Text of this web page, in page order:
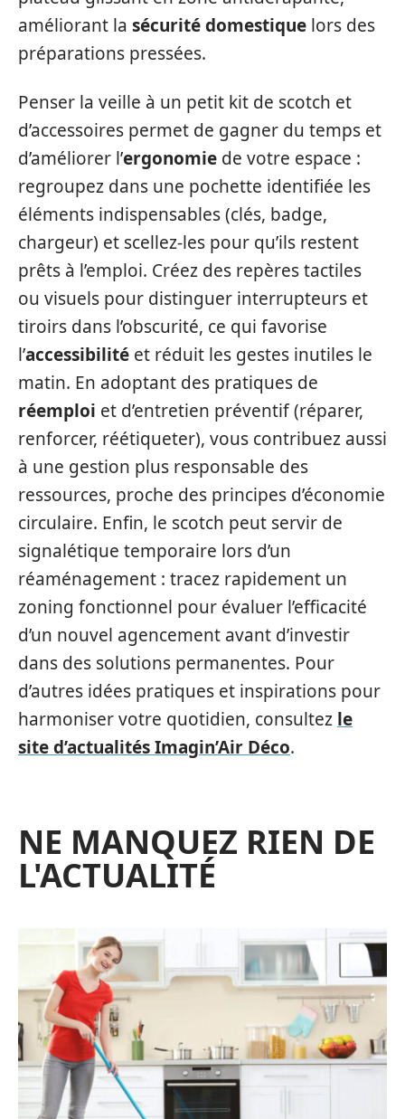
améliorant la sécurité domestique lors des
préparations pressées.
Penser la veille à un petit kit de scotch et
d’accessoires permet de gagner du temps et
d’améliorer l’ergonomie de votre espace :
regroupez dans une pochette identifiée les
éléments indispensables (clés, badge,
chargeur) et scellez-les pour qu’ils restent
prêts à l’emploi. Créez des repères tactiles
ou visuels pour distinguer interrupteurs et
tiroirs dans l’obscurité, ce qui favorise
l’accessibilité et réduit les gestes inutiles le
matin. En adoptant des pratiques de
réemploi et d’entretien préventif (réparer,
renforcer, réétiqueter), vous contribuez aussi
à une gestion plus responsable des
ressources, proche des principes d’économie
circulaire. Enfin, le scotch peut servir de
signalétique temporaire lors d’un
réaménagement : tracez rapidement un
zoning fonctionnel pour évaluer l’efficacité
d’un nouvel agencement avant d’investir
dans des solutions permanentes. Pour
d’autres idées pratiques et inspirations pour
harmoniser votre quotidien, consultez le
site d’actualités Imagin’Air Déco.
NE MANQUEZ RIEN DE
L'ACTUALITÉ